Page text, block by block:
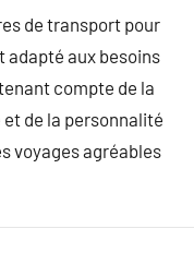
de transport pour
aux besoins
compte de la
de la personnalité
voyages agréables